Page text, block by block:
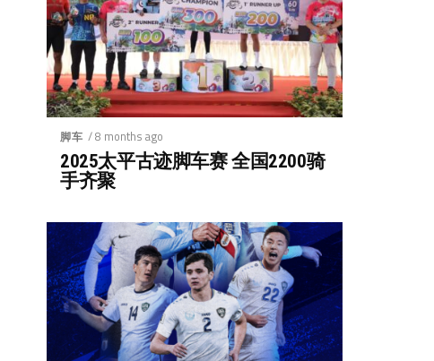
脚车 / 8 months ago
2025太平古迹脚车赛 全国2200骑
手齐聚